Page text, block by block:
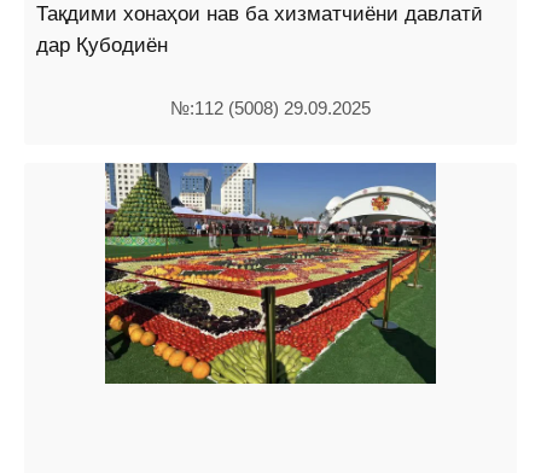
Тақдими хонаҳои нав ба хизматчиёни давлатӣ
дар Қубодиён
№:112 (5008) 29.09.2025